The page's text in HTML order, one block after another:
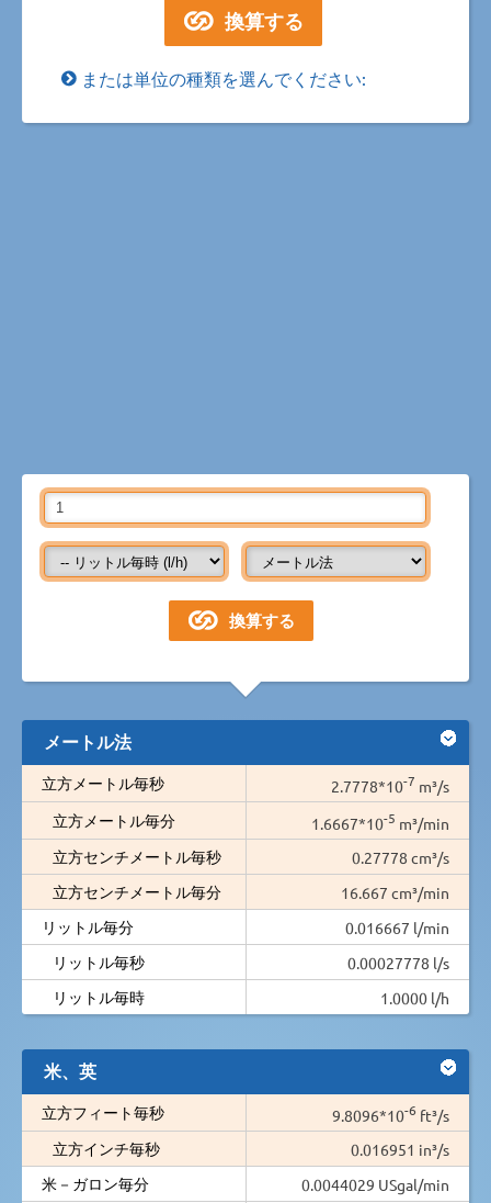
または単位の種類を選んでください:
メートル法
立方メートル毎秒 2.7778*10-7 m³/s
立方メートル毎分
1.6667*10-5 m³/min
立方センチメートル毎秒
0.27778 cm³/s
立方センチメートル毎分
16.667 cm³/min
リットル毎分
0.016667 l/min
リットル毎秒
0.00027778 l/s
リットル毎時
1.0000 l/h
米、英
立方フィート毎秒 9.8096*10-6 ft³/s
立方インチ毎秒
0.016951 in³/s
米－ガロン毎分
0.0044029 USgal/min